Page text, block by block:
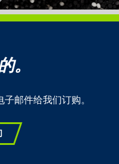
。
子邮件给我们订购。